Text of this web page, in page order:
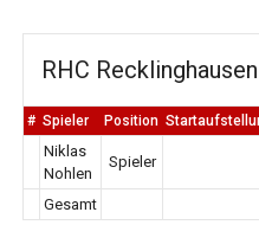
RHC Recklinghausen
# Spieler Position
Niklas
Nohlen
Spieler
Gesamt